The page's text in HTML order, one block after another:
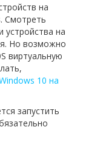
на
Смотреть
устройства на
Но возможно
виртуальную
10 на
запустить